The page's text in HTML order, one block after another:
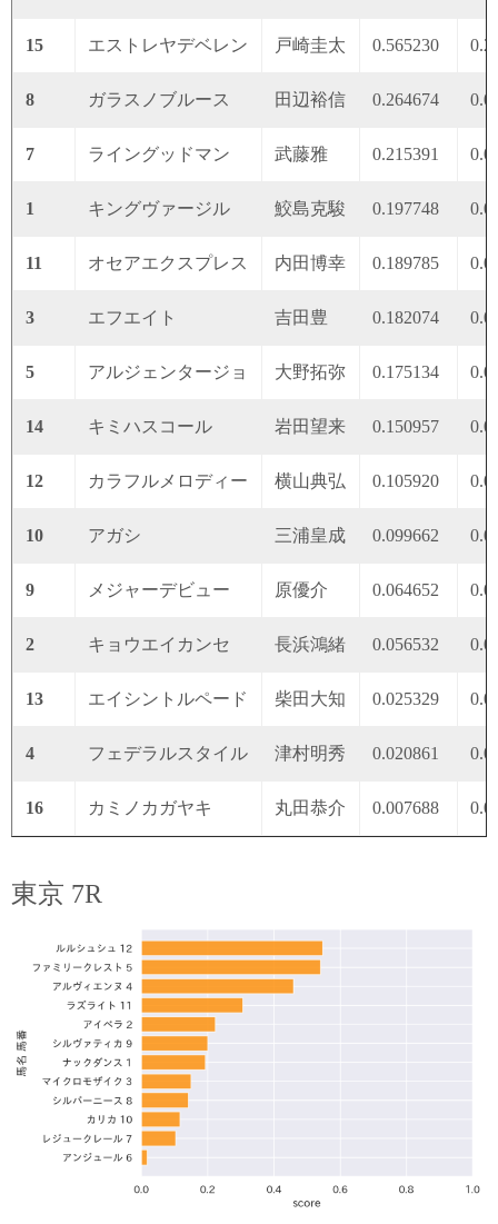
15 エストレヤデベレン 戸崎圭太 0.565230
8 ガラスノブルース 田辺裕信 0.264674
7 ライングッドマン 武藤雅 0.215391
1 キングヴァージル 鮫島克駿 0.197748
11 オセアエクスプレス 内田博幸 0.189785
3 エフエイト 吉田豊 0.182074
5 アルジェンタージョ 大野拓弥 0.175134
14 キミハスコール 岩田望来 0.150957
12 カラフルメロディー 横山典弘 0.105920
10 アガシ 三浦皇成 0.099662
9 メジャーデビュー 原優介 0.064652
2 キョウエイカンセ 長浜鴻緒 0.056532
13 エイシントルペード 柴田大知 0.025329
4 フェデラルスタイル 津村明秀 0.020861
16 カミノカガヤキ 丸田恭介 0.007688
東京 7R